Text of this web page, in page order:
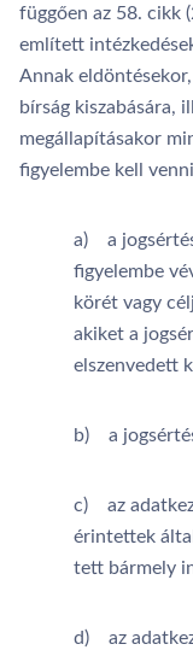
függően az 58. cikk
említett
Annak
bírság kiszabására,
megállapításakor
figyelembe kell
a) a
figyelembe
körét vagy
akiket a
elszenvedett
b) a
c) az
érintettek
tett bármely
d) az